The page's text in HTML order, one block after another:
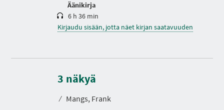
Äänikirja
6 h 36 min
Kirjaudu sisään, jotta näet kirjan saatavuuden
3 näkyä
⁄ Mangs, Frank
K
s
t